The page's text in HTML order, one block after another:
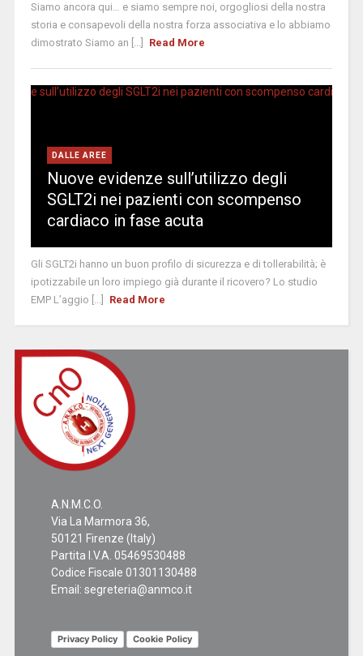
Siamo ancora qui… e siamo sempre noi, orgogliosi della nostra
storia e consapevoli della nostra forza associativa e lo abbiamo
dimostrato Siamo an [...]
Read More
DALLE AREE
Nuove evidenze sull’utilizzo degli
SGLT2i nei pazienti con scompenso
cardiaco in fase acuta
Gli SGLT2i hanno un buon profilo di sicurezza e di tollerabilità; è
ipotizzabile un loro impiego già durante il ricovero? Lo studio
EMP L’aggio [...]
Read More
A.N.M.C.O.
Via La Marmora 36,
50121 Firenze (Italy)
Partita I.V.A. 05469530488
Codice Fiscale 01301130488
Email: segreteria@anmco.it
Privacy Policy Cookie Policy